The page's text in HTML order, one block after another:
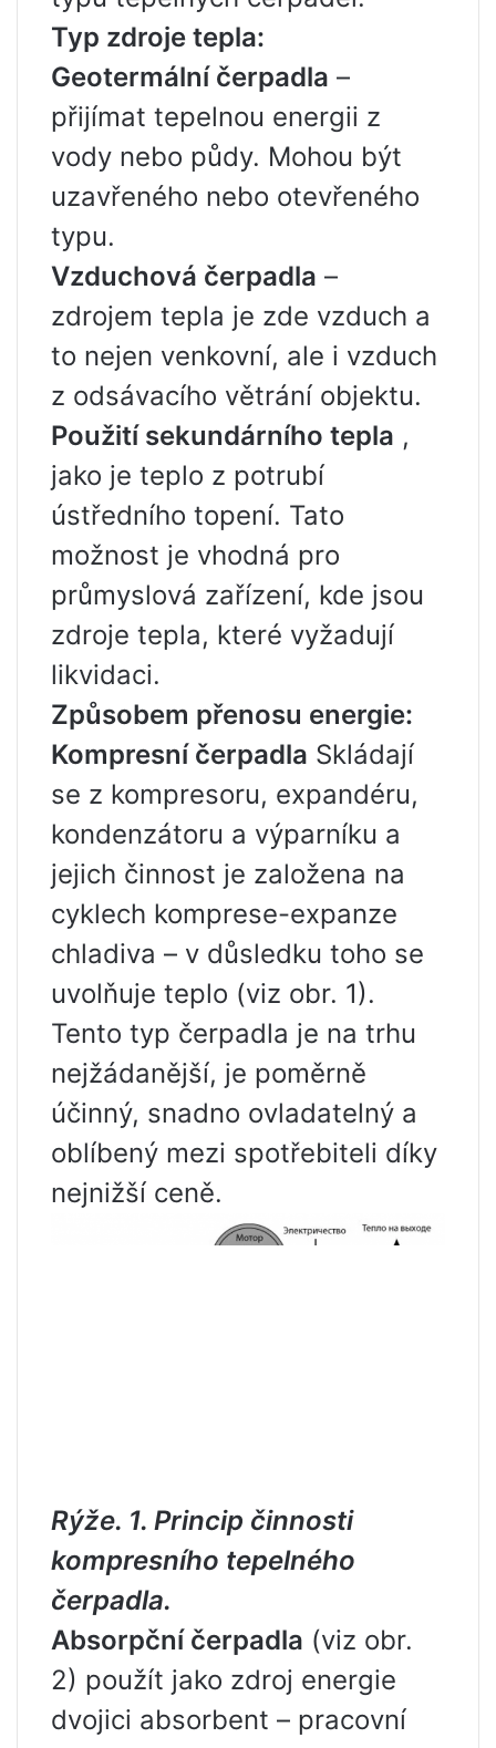
Typ zdroje tepla:
Geotermální čerpadla –
přijímat tepelnou energii z
vody nebo půdy. Mohou být
uzavřeného nebo otevřeného
typu.
Vzduchová čerpadla –
zdrojem tepla je zde vzduch a
to nejen venkovní, ale i vzduch
z odsávacího větrání objektu.
Použití sekundárního tepla ,
jako je teplo z potrubí
ústředního topení. Tato
možnost je vhodná pro
průmyslová zařízení, kde jsou
zdroje tepla, které vyžadují
likvidaci.
Způsobem přenosu energie:
Kompresní čerpadla Skládají
se z kompresoru, expandéru,
kondenzátoru a výparníku a
jejich činnost je založena na
cyklech komprese-expanze
chladiva – v důsledku toho se
uvolňuje teplo (viz obr. 1).
Tento typ čerpadla je na trhu
nejžádanější, je poměrně
účinný, snadno ovladatelný a
oblíbený mezi spotřebiteli díky
nejnižší ceně.
Rýže. 1. Princip činnosti
kompresního tepelného
čerpadla.
Absorpční čerpadla (viz obr.
2) použít jako zdroj energie
dvojici absorbent – ​​pracovní